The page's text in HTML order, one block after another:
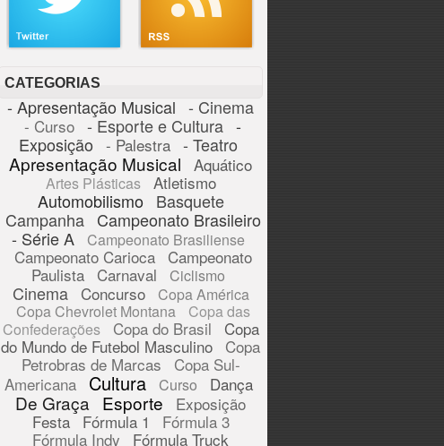
CATEGORIAS
- Apresentação Musical - Cinema
- Curso - Esporte e Cultura -
Exposição - Palestra - Teatro
Apresentação Musical Aquático
Artes Plásticas Atletismo
Automobilismo
Basquete
Campanha Campeonato Brasileiro
- Série A
Campeonato Brasiliense
Campeonato Carioca
Campeonato
Paulista Carnaval Ciclismo
Cinema Concurso
Copa América
Copa Chevrolet Montana
Copa das
Confederações
Copa do Brasil Copa
do Mundo de Futebol Masculino Copa
Petrobras de Marcas
Copa Sul-
Americana
Cultura Curso Dança
De Graça Esporte
Exposição
Festa
Fórmula 1
Fórmula 3
Fórmula Indy
Fórmula Truck